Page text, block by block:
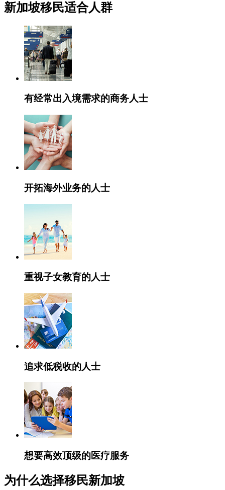
新加坡移民适合人群
有经常出入境需求的商务人士
开拓海外业务的人士
重视子女教育的人士
追求低税收的人士
想要高效顶级的医疗服务
为什么选择移民新加坡